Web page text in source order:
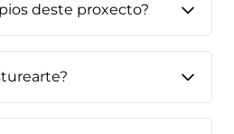
deste proxecto?